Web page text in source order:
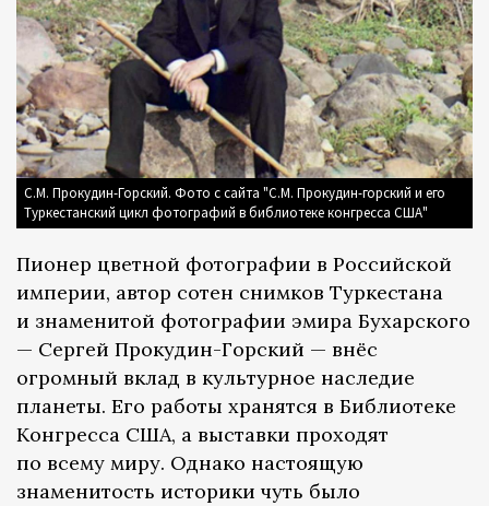
С.М. Прокудин-Горский. Фото с сайта "С.М. Прокудин-горский и его
Туркестанский цикл фотографий в библиотеке конгресса США"
Пионер цветной фотографии в Российской
империи, автор сотен снимков Туркестана
и знаменитой фотографии эмира Бухарского
— Сергей Прокудин-Горский — внёс
огромный вклад в культурное наследие
планеты. Его работы хранятся в Библиотеке
Конгресса США, а выставки проходят
по всему миру. Однако настоящую
знаменитость историки чуть было